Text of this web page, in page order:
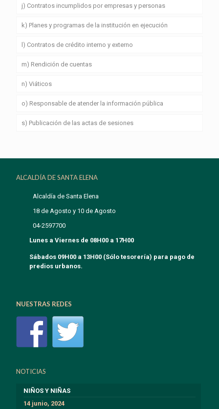
j) Contratos incumplidos por empresas y personas
k) Planes y programas de la institución en ejecución
l) Contratos de crédito interno y externo
m) Rendición de cuentas
n) Viáticos
o) Responsable de atender la información pública
s) Publicación de las actas de sesiones
ALCALDÍA DE SANTA ELENA
Alcaldía de Santa Elena
18 de Agosto y 10 de Agosto
04-2597700
Lunes a Viernes de 08H00 a 17H00
Sábados 09H00 a 13H00 (Sólo tesorería) para pago de
predios urbanos.
NUESTRAS REDES
NOTICIAS
NIÑOS Y NIÑAS
14 junio, 2024